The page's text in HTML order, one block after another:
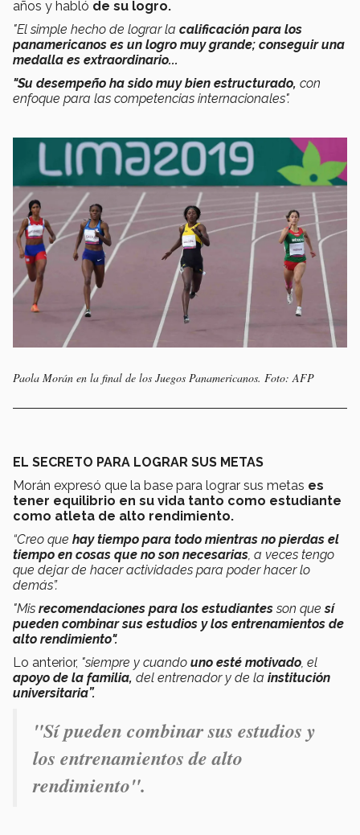
años y habló de su logro.
"El simple hecho de lograr la calificación para los
panamericanos es un logro muy grande; conseguir una
medalla es extraordinario...
"Su desempeño ha sido muy bien estructurado, con
enfoque para las competencias internacionales".
Paola Morán en la final de los Juegos Panamericanos. Foto: AFP
EL SECRETO PARA LOGRAR SUS METAS
Morán expresó que la base para lograr sus metas es
tener equilibrio en su vida tanto como estudiante
como atleta de alto rendimiento.
“Creo que hay tiempo para todo mientras no pierdas el
tiempo en cosas que no son necesarias , a veces tengo
que dejar de hacer actividades para poder hacer lo
demás”.
"Mis recomendaciones para los estudiantesson quesí
pueden combinar sus estudios y los entrenamientos de
alto rendimiento".
Lo anterior, "siempre y cuando uno esté motivado , el
apoyo de la familia, del entrenador y de la institución
universitaria”.
"Sí pueden combinar sus estudios y
los entrenamientos de alto
rendimiento".